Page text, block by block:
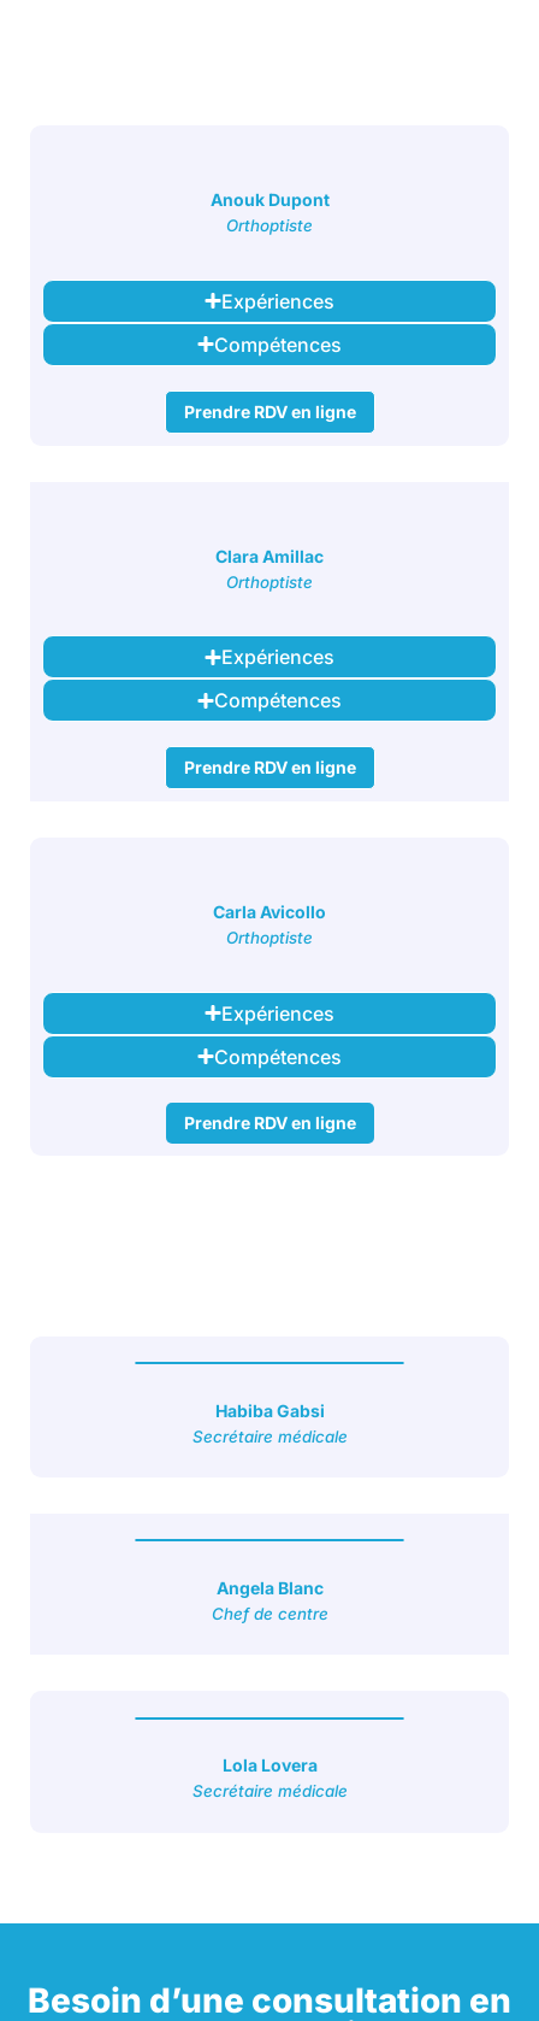
Anouk Dupont
Orthoptiste
Expériences
Compétences
Prendre RDV en ligne
Clara Amillac
Orthoptiste
Expériences
Compétences
Prendre RDV en ligne
Carla Avicollo
Orthoptiste
Expériences
Compétences
Prendre RDV en ligne
Habiba Gabsi
Secrétaire médicale
Angela Blanc
Chef de centre
Lola Lovera
Secrétaire médicale
Besoin d’une consultation en